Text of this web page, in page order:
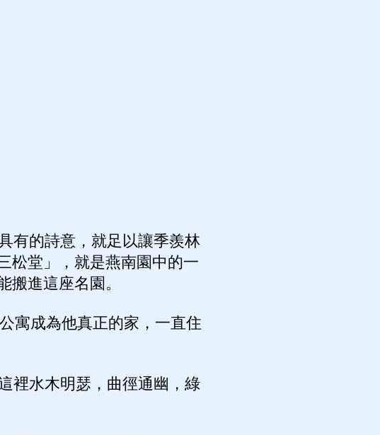
有的詩意，就足以讓季羨林
松堂」，就是燕南園中的一
進這座名園。
成為他真正的家，一直住
裡水木明瑟，曲徑通幽，綠